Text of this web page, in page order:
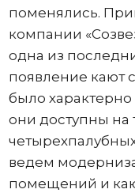
поменялись.
компании
одна из
появление кают
было характерно
они доступны на
ведем
помещений и